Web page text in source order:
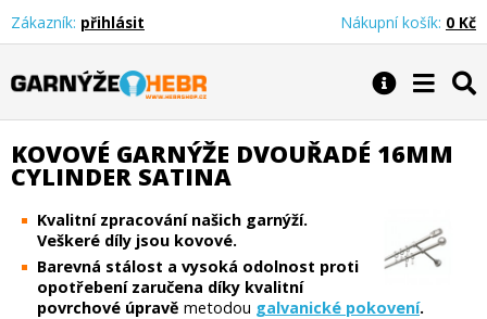
Garnýže Hebr
Zákazník: přihlásit Nákupní košík: 0 Kč
KOVOVÉ GARNÝŽE DVOUŘADÉ 16MM
CYLINDER SATINA
Kvalitní zpracování našich garnýží.
Veškeré díly jsou kovové.
Barevná stálost a vysoká odolnost proti
opotřebení zaručena díky kvalitní
povrchové úpravě metodou galvanické pokovení.